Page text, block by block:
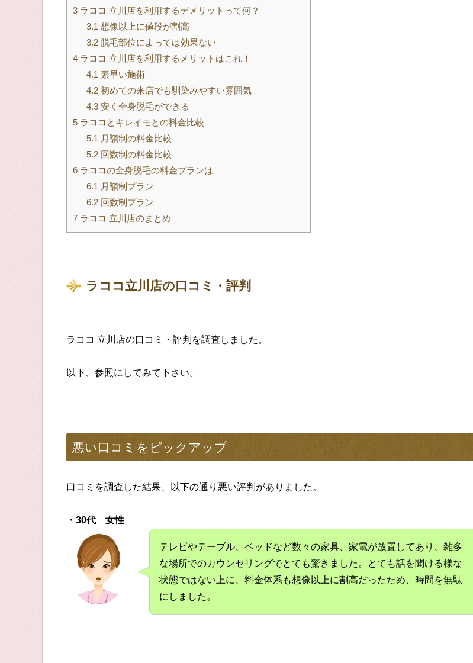
3 ラココ 立川店を利用するデメリットって何？
3.1 想像以上に値段が割高
3.2脱毛部位によっては効果ない
4 ラココ 立川店を利用するメリットはこれ！
4.1 素早い施術
4.2初めての来店でも馴染みやすい雰囲気
4.3安く全身脱毛ができる
5 ラココとキレイモとの料金比較
5.1 月額制の料金比較
5.2回数制の料金比較
6 ラココの全身脱毛の料金プランは
6.1 月額制プラン
6.2回数制プラン
7 ラココ 立川店のまとめ
ラココ立川店の口コミ・評判
ラココ 立川店の口コミ・評判を調査しました。
以下、参照にしてみて下さい。
悪い口コミをピックアップ
口コミを調査した結果、以下の通り悪い評判がありました。
・30代 女性
テレビやテーブル、ベッドなど数々の家具、家電が放置してあり、雑多
な場所でのカウンセリングでとても驚きました。とても話を聞ける様な
状態ではない上に、料金体系も想像以上に割高だったため、時間を無駄
にしました。